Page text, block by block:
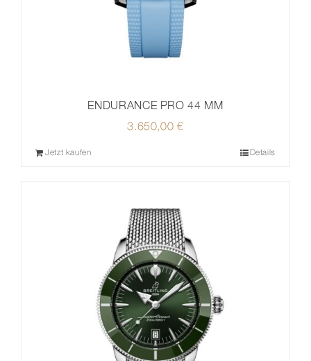
ENDURANCE PRO 44 MM
3.650,00€
Jetzt kaufen Details